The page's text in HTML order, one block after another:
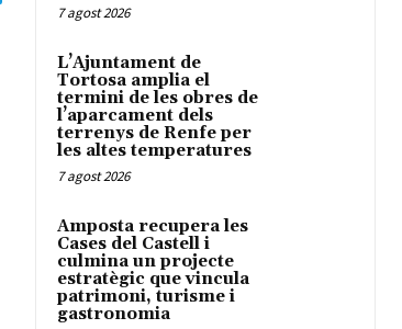
7 agost 2026
L’Ajuntament de
Tortosa amplia el
termini de les obres de
l’aparcament dels
terrenys de Renfe per
les altes temperatures
7 agost 2026
Amposta recupera les
Cases del Castell i
culmina un projecte
estratègic que vincula
patrimoni, turisme i
gastronomia